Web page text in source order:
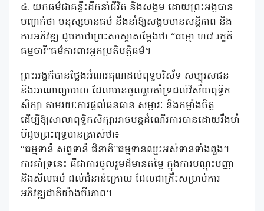
៤. យកធម៌ជាគន្លឹះដឹកនាំជីវិត និងសង្គម ដោយព្រះអង្គបាន
បញ្ជាក់ថា មនុស្សមានធម៌ នឹងនាំឱ្យសង្គមមានសន្តិភាព និង
ការអភិវឌ្ឍ ដូចគាថាព្រះសាស្តាសម្តែងថា “ធម្មោ ហវេ រក្ខតិ
ធម្មចារី”ធម៌ការពារអ្នកប្រតិបត្តិធម៌។
ព្រះអង្គក៏បានថ្លែងអំណរគុណដល់ពុទ្ធបរិស័ទ សប្បុរសជន
និងអាណាព្យាបាល ដែលបានចូលរួមគាំទ្រដល់វិស័យពុទ្ធិក
សិក្សា តាមរយៈការផ្តល់ធនធាន សម្ភារៈ និងកម្លាំងចិត្ត
ដើម្បីឱ្យសាលាពុទ្ធិកសិក្សាអាចបន្តដំណើរការបានដោយរឹងមាំ
បីដូចព្រះពុទ្ធបានត្រាស់ថា៖
“ធម្មទានំ សព្វទានំ ជិនាតិ”ធម្មទានឈ្នះអស់ទានទាំងពួង។
ការគាំទ្រនេះ គឺជាការចូលរួមដ៏មានតម្លៃ ក្នុងការបណ្តុះបញ្ញា
និងសីលធម៌ ដល់ជំនាន់ក្រោយ ដែលជាគ្រឹះសម្រាប់ការ
អភិវឌ្ឍជាតិយ៉ាងចីរភាព។